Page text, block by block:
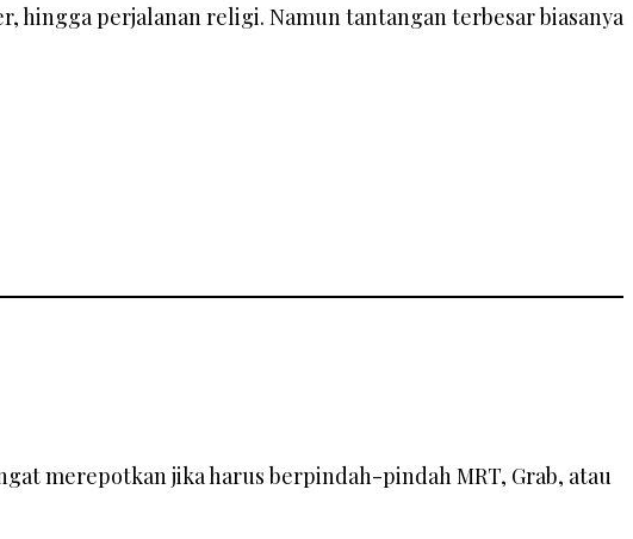
hingga perjalanan religi. Namun tantangan terbesar biasanya
merepotkan jika harus berpindah-pindah MRT, Grab, atau